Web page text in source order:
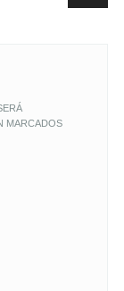
MARCADOS